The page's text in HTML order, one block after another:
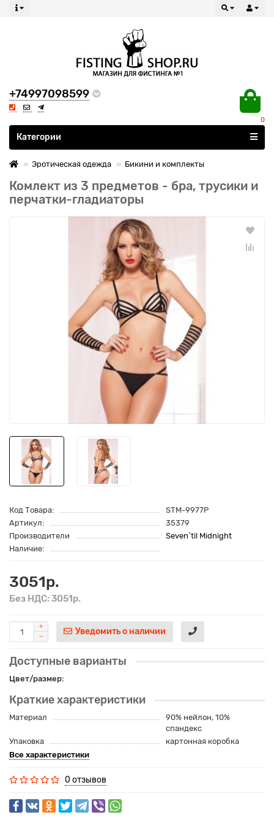
+74997098599
0
Все категории
Категории
Эротическая одежда Бикини и комплекты
Комлект из 3 предметов - бра, трусики и
перчатки-гладиаторы
Код Товара:
STM-9977P
Артикул:
35379
Производители
Seven`til Midnight
Наличие:
3051р.
Без НДС: 3051р.
Уведомить о наличии
Доступные варианты
Цвет/размер:
Краткие характеристики
Материал
90% нейлон, 10%
спандекс
Упаковка
картонная коробка
Все характеристики
0 отзывов